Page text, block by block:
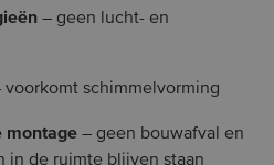
– geen lucht- en
voorkomt schimmelvorming
montage – geen bouwafval en
in de ruimte blijven staan